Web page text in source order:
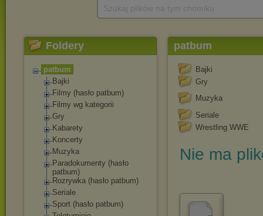
Foldery
patbum
Bajki
Filmy (hasło patbum)
Filmy wg kategorii
Gry
Kabarety
Koncerty
Muzyka
Paradokumenty (hasło
patbum)
Rozrywka (hasło patbum)
Seriale
Sport (hasło patbum)
patbum
Bajki
Gry
Muzyka
Seriale
Wrestling WWE
Nie ma